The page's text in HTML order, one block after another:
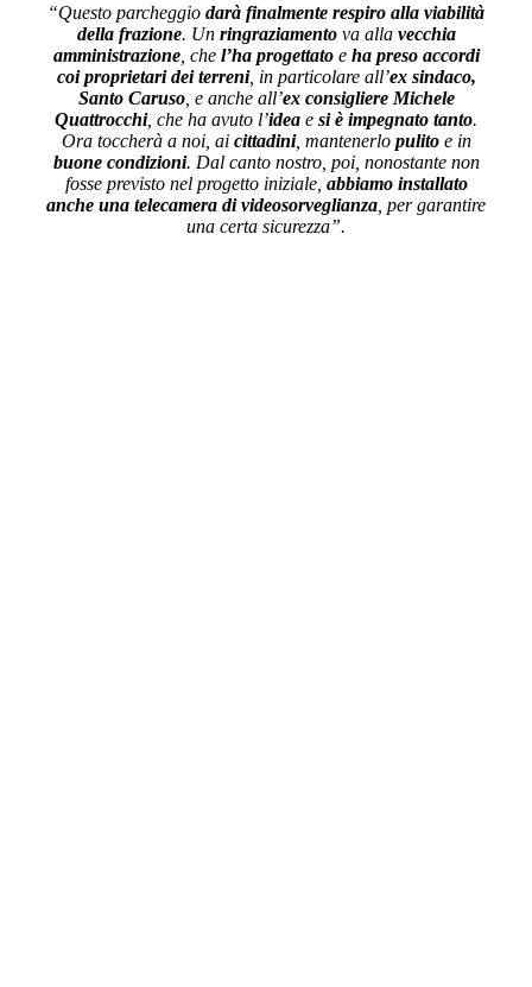
“Questo parcheggio darà finalmente respiro alla viabilità
della frazione. Un ringraziamento va alla vecchia
amministrazione, che l’ha progettato e ha preso accordi
coi proprietari dei terreni, in particolare all’ex sindaco,
Santo Caruso, e anche all’ex consigliere Michele
Quattrocchi, che ha avuto l’idea e si è impegnato tanto.
Ora toccherà a noi, ai cittadini, mantenerlo pulitoe in
buone condizioni. Dal canto nostro, poi, nonostante non
fosse previsto nel progetto iniziale, abbiamo installato
anche una telecamera di videosorveglianza , per garantire
una certa sicurezza”.